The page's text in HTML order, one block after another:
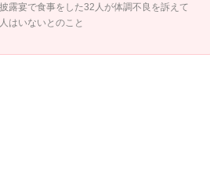
露宴で食事をした32人が体調不良を訴えて
はいないとのこと